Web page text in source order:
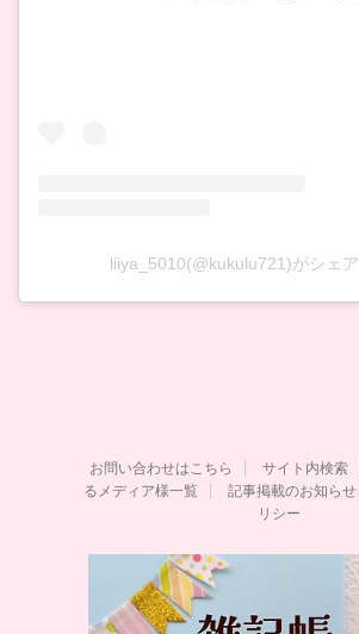
liiya_5010(@kukulu721)がシェ
お問い合わせはこちら サイト内検索
るメディア様一覧
記事掲載のお知らせ
リシー